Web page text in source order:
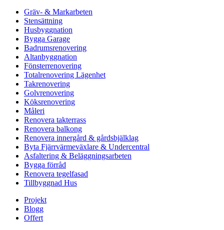
Gräv- & Markarbeten
Stensättning
Husbyggnation
Bygga Garage
Badrumsrenovering
Altanbyggnation
Fönsterrenovering
Totalrenovering Lägenhet
Takrenovering
Golvrenovering
Köksrenovering
Måleri
Renovera takterrass
Renovera balkong
Renovera innergård & gårdsbjälklag
Byta Fjärrvärmeväxlare & Undercentral
Asfaltering & Beläggningsarbeten
Bygga förråd
Renovera tegelfasad
Tillbyggnad Hus
Projekt
Blogg
Offert